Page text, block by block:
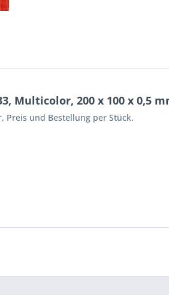
Multicolor, 200 x 100 x 0,5
Preis und Bestellung per Stück.